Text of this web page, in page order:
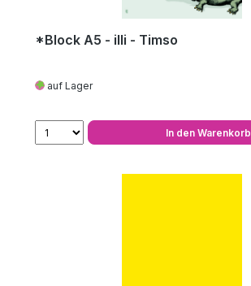
*Block A5 - illi - Timso
auf Lager
In den Warenkorb